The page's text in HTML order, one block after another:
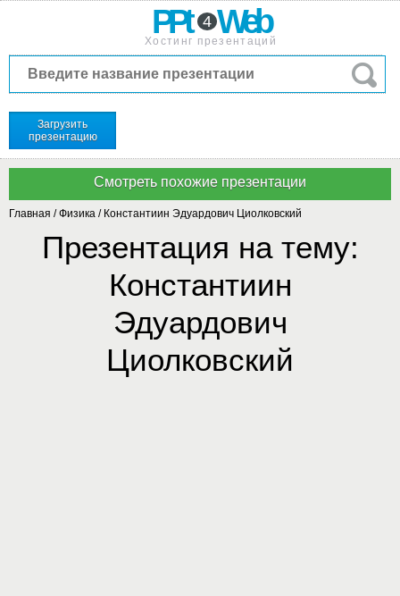
PPt 4 Web
Хостинг презентаций
Загрузить
презентацию
Главная /Физика / Константиин Эдуардович Циолковский
Презентация на тему:
Константиин
Эдуардович
Циолковский